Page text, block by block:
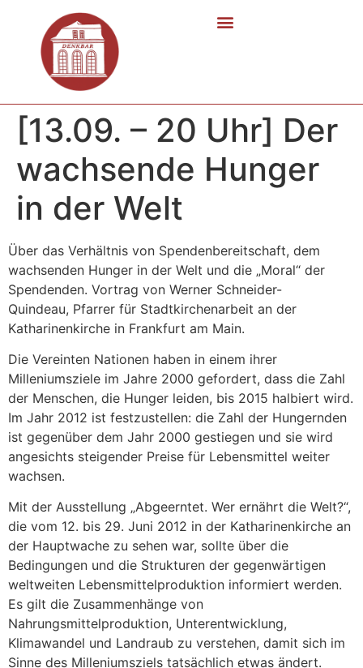
[13.09. – 20 Uhr] Der
wachsende Hunger
in der Welt
Über das Verhältnis von Spendenbereitschaft, dem
wachsenden Hunger in der Welt und die „Moral“ der
Spendenden. Vortrag von Werner Schneider-
Quindeau, Pfarrer für Stadtkirchenarbeit an der
Katharinenkirche in Frankfurt am Main.
Die Vereinten Nationen haben in einem ihrer
Milleniumsziele im Jahre 2000 gefordert, dass die Zahl
der Menschen, die Hunger leiden, bis 2015 halbiert wird.
Im Jahr 2012 ist festzustellen: die Zahl der Hungernden
ist gegenüber dem Jahr 2000 gestiegen und sie wird
angesichts steigender Preise für Lebensmittel weiter
wachsen.
Mit der Ausstellung „Abgeerntet. Wer ernährt die Welt?“,
die vom 12. bis 29. Juni 2012 in der Katharinenkirche an
der Hauptwache zu sehen war, sollte über die
Bedingungen und die Strukturen der gegenwärtigen
weltweiten Lebensmittelproduktion informiert werden.
Es gilt die Zusammenhänge von
Nahrungsmittelproduktion, Unterentwicklung,
Klimawandel und Landraub zu verstehen, damit sich im
Sinne des Milleniumsziels tatsächlich etwas ändert.